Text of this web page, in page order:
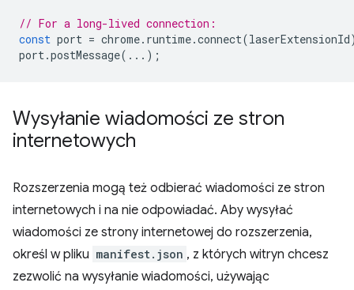
// For a long-lived connection:
const port = chrome. runtime.connect(laserExtensionId
port.postMessage(...);
Wysyłanie wiadomości ze stron
internetowych
Rozszerzenia mogą też odbierać wiadomości ze stron
internetowych i na nie odpowiadać. Aby wysyłać
wiadomości ze strony internetowej do rozszerzenia,
określ w pliku manifest.json , z których witryn chcesz
zezwolić na wysyłanie wiadomości, używając